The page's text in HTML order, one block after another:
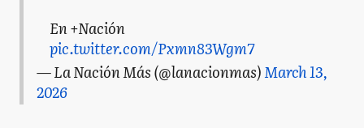
En +Nación
pic.twitter.com/Pxmn83Wgm7
— La Nación Más (@lanacionmas)March 13,
2026